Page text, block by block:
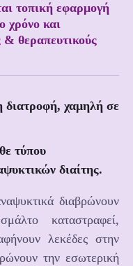
τοπική εφαρμογή
χρόνο και
& θεραπευτικούς
διατροφή, χαμηλή σε
τύπου
διαίτης.
διαβρώνουν
καταστραφεί,
λεκέδες στην
την εσωτερική